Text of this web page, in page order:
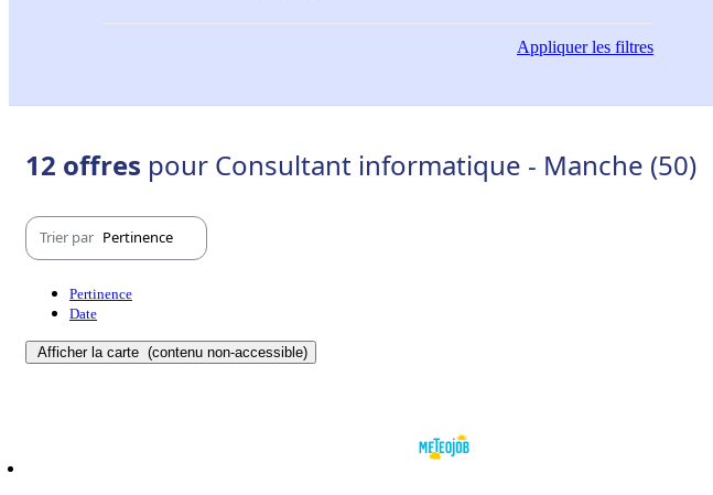
Appliquerles filtres
12 offres pour Consultant informatique - Manche (50)
Trier par Pertinence
Pertinence
Date
Afficher la carte (contenu non-accessible)